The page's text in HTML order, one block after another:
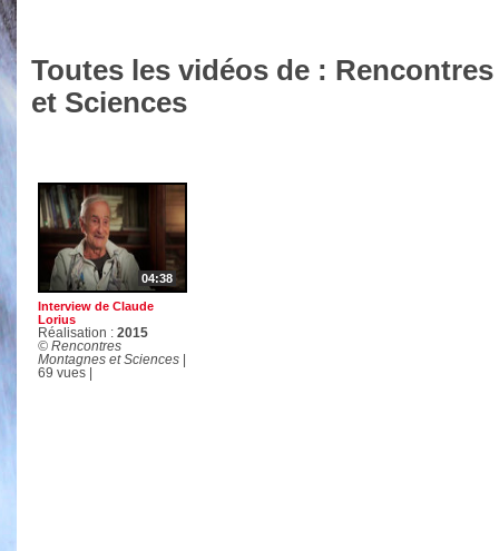
Toutes les vidéos de :
et Sciences
04:38
Interview de Claude
Lorius
Réalisation : 2015
© Rencontres
Montagnes et Sciences|
69 vues |